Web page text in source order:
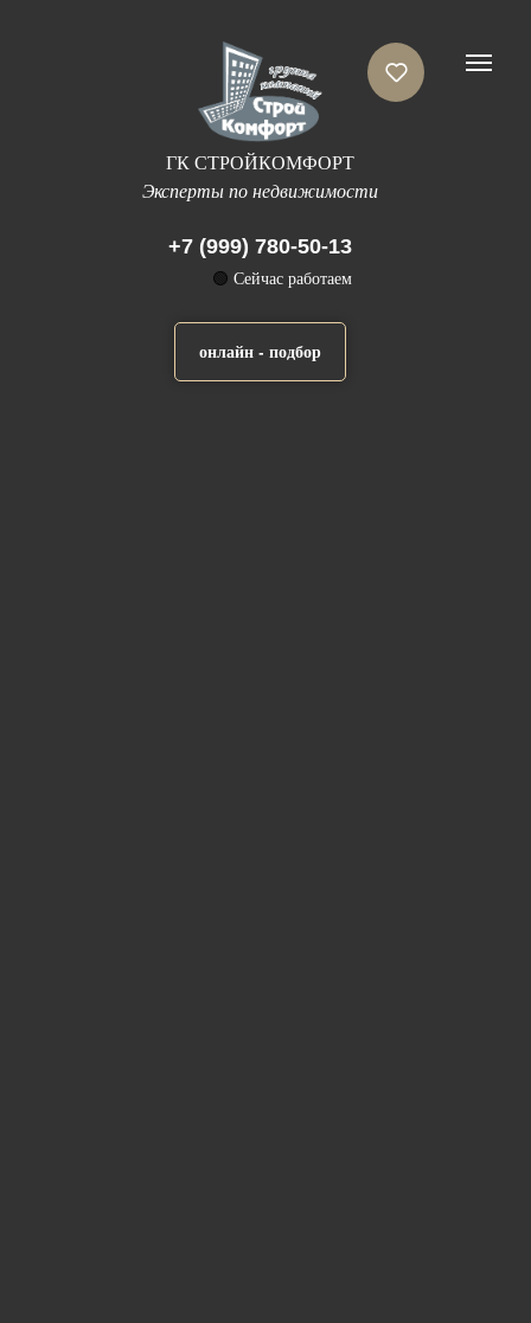
ГК СТРОЙКОМФОРТ
Эксперты по недвижимости
+7 (999) 780-50-13
🟢 Сейчас работаем
онлайн - подбор